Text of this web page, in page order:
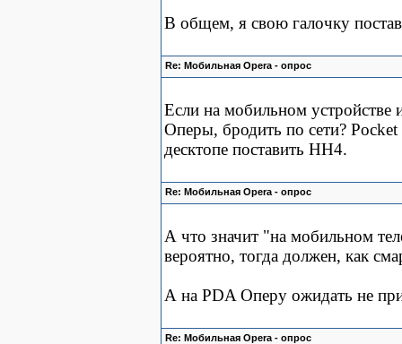
В общем, я свою галочку
Re: Мобильная Opera - опрос
Если на мобильном устройстве
Оперы, бродить по сети?
десктопе поставить НН4.
Re: Мобильная Opera - опрос
А что значит "на мобильном
вероятно, тогда должен, как
А на PDA Оперу ожидать не
Re: Мобильная Opera - опрос